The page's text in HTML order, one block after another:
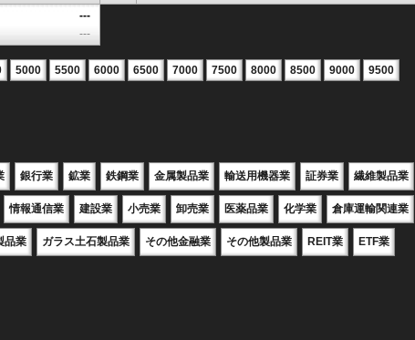
---
---
5000 5500 6000 6500 7000 7500 8000 8500 9000 9500
銀行業 鉱業 鉄鋼業 金属製品業 輸送用機器業 証券業 繊維製品業
情報通信業 建設業 小売業 卸売業 医薬品業 化学業 倉庫運輸関連業
品業 ガラス土石製品業 その他金融業 その他製品業 REIT業 ETF業